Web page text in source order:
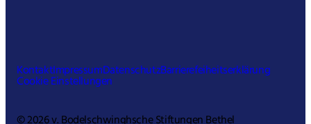
KontaktImpressumDatenschutzBarrierefeiheitserklärung
Cookie Einstellungen
© 2026 v. Bodelschwinghsche Stiftungen Bethel